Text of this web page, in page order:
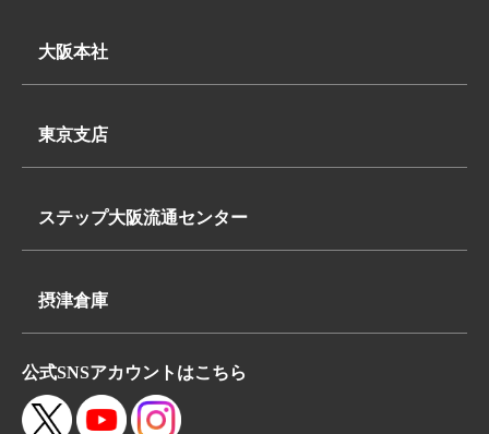
大阪本社
大阪府高槻市下田部町2丁目7-2
FAX:072-648-3312
東京支店
埼玉県八潮市浮塚624-1
FAX:048-950-8260
ステップ大阪流通センター
大阪府高槻市下田部町2丁目7-2
FAX:072-648-3312
摂津倉庫
大阪府摂津市鳥飼本町4丁目5-19
公式SNSアカウントはこちら